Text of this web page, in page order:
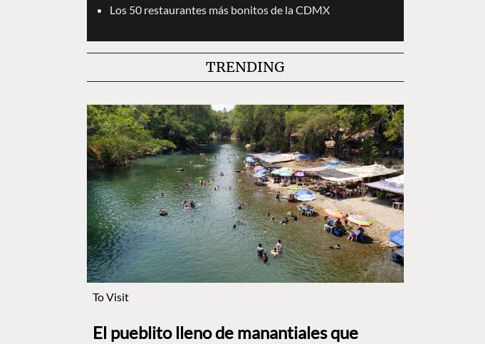
Los 50 restaurantes más bonitos de la CDMX
TRENDING
To Visit
El pueblito lleno de manantiales que